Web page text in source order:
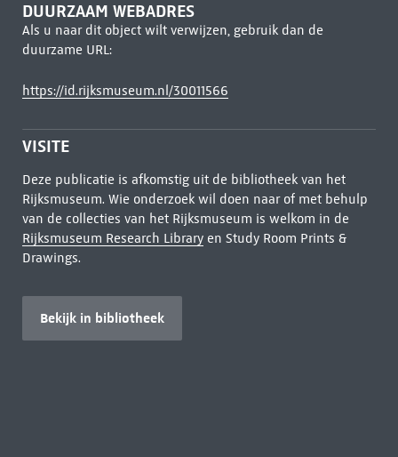
DUURZAAM WEBADRES
Als u naar dit object wilt verwijzen, gebruik dan de
duurzame URL:
https://id.rijksmuseum.nl/30011566
VISITE
Deze publicatie is afkomstig uit de bibliotheek van het
Rijksmuseum. Wie onderzoek wil doen naar of met behulp
van de collecties van het Rijksmuseum is welkom in de
Rijksmuseum Research Libraryen Study Room Prints &
Drawings.
Bekijk in bibliotheek